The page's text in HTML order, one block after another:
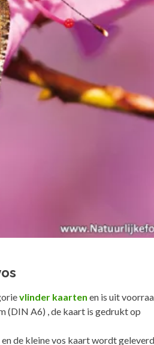
vlinder kaarten en is uit
(DIN A6) , de kaart is gedrukt op
de kleine vos kaart wordt geleverd